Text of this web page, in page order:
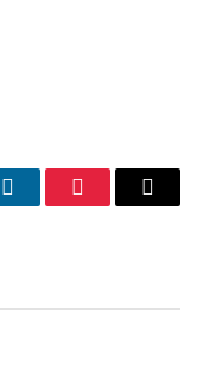
LinkedInPinterestEmail